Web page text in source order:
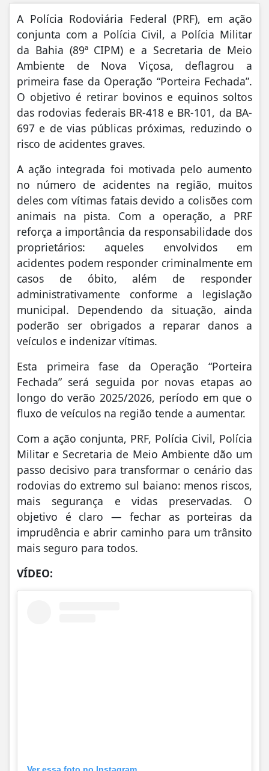
A Polícia Rodoviária Federal (PRF), em ação
conjunta com a Polícia Civil, a Polícia Militar
da Bahia (89ª CIPM) e a Secretaria de Meio
Ambiente de Nova Viçosa, deflagrou a
primeira fase da Operação “Porteira Fechada”.
O objetivo é retirar bovinos e equinos soltos
das rodovias federais BR-418 e BR-101, da BA-
697 e de vias públicas próximas, reduzindo o
risco de acidentes graves.
A ação integrada foi motivada pelo aumento
no número de acidentes na região, muitos
deles com vítimas fatais devido a colisões com
animais na pista. Com a operação, a PRF
reforça a importância da responsabilidade dos
proprietários: aqueles envolvidos em
acidentes podem responder criminalmente em
casos de óbito, além de responder
administrativamente conforme a legislação
municipal. Dependendo da situação, ainda
poderão ser obrigados a reparar danos a
veículos e indenizar vítimas.
Esta primeira fase da Operação “Porteira
Fechada” será seguida por novas etapas ao
longo do verão 2025/2026, período em que o
fluxo de veículos na região tende a aumentar.
Com a ação conjunta, PRF, Polícia Civil, Polícia
Militar e Secretaria de Meio Ambiente dão um
passo decisivo para transformar o cenário das
rodovias do extremo sul baiano: menos riscos,
mais segurança e vidas preservadas. O
objetivo é claro — fechar as porteiras da
imprudência e abrir caminho para um trânsito
mais seguro para todos.
VÍDEO: